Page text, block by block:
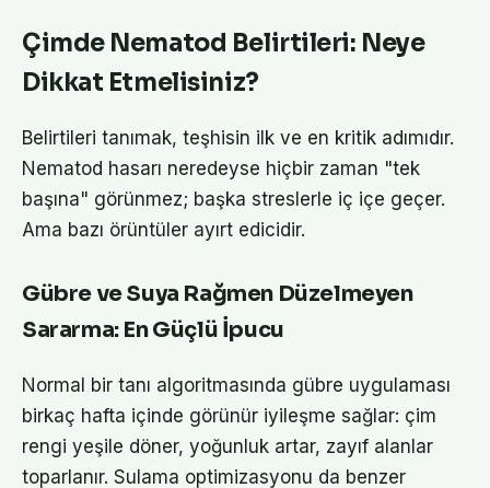
Çimde Nematod Belirtileri: Neye
Dikkat Etmelisiniz?
Belirtileri tanımak, teşhisin ilk ve en kritik adımıdır.
Nematod hasarı neredeyse hiçbir zaman "tek
başına" görünmez; başka streslerle iç içe geçer.
Ama bazı örüntüler ayırt edicidir.
Gübre ve Suya Rağmen Düzelmeyen
Sararma: En Güçlü İpucu
Normal bir tanı algoritmasında gübre uygulaması
birkaç hafta içinde görünür iyileşme sağlar: çim
rengi yeşile döner, yoğunluk artar, zayıf alanlar
toparlanır. Sulama optimizasyonu da benzer